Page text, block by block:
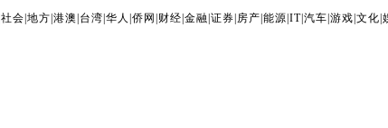
社会 地方 港澳 台湾 华人 侨网 财经 金融 证券 房产 能源 IT| 汽车 游戏 文化